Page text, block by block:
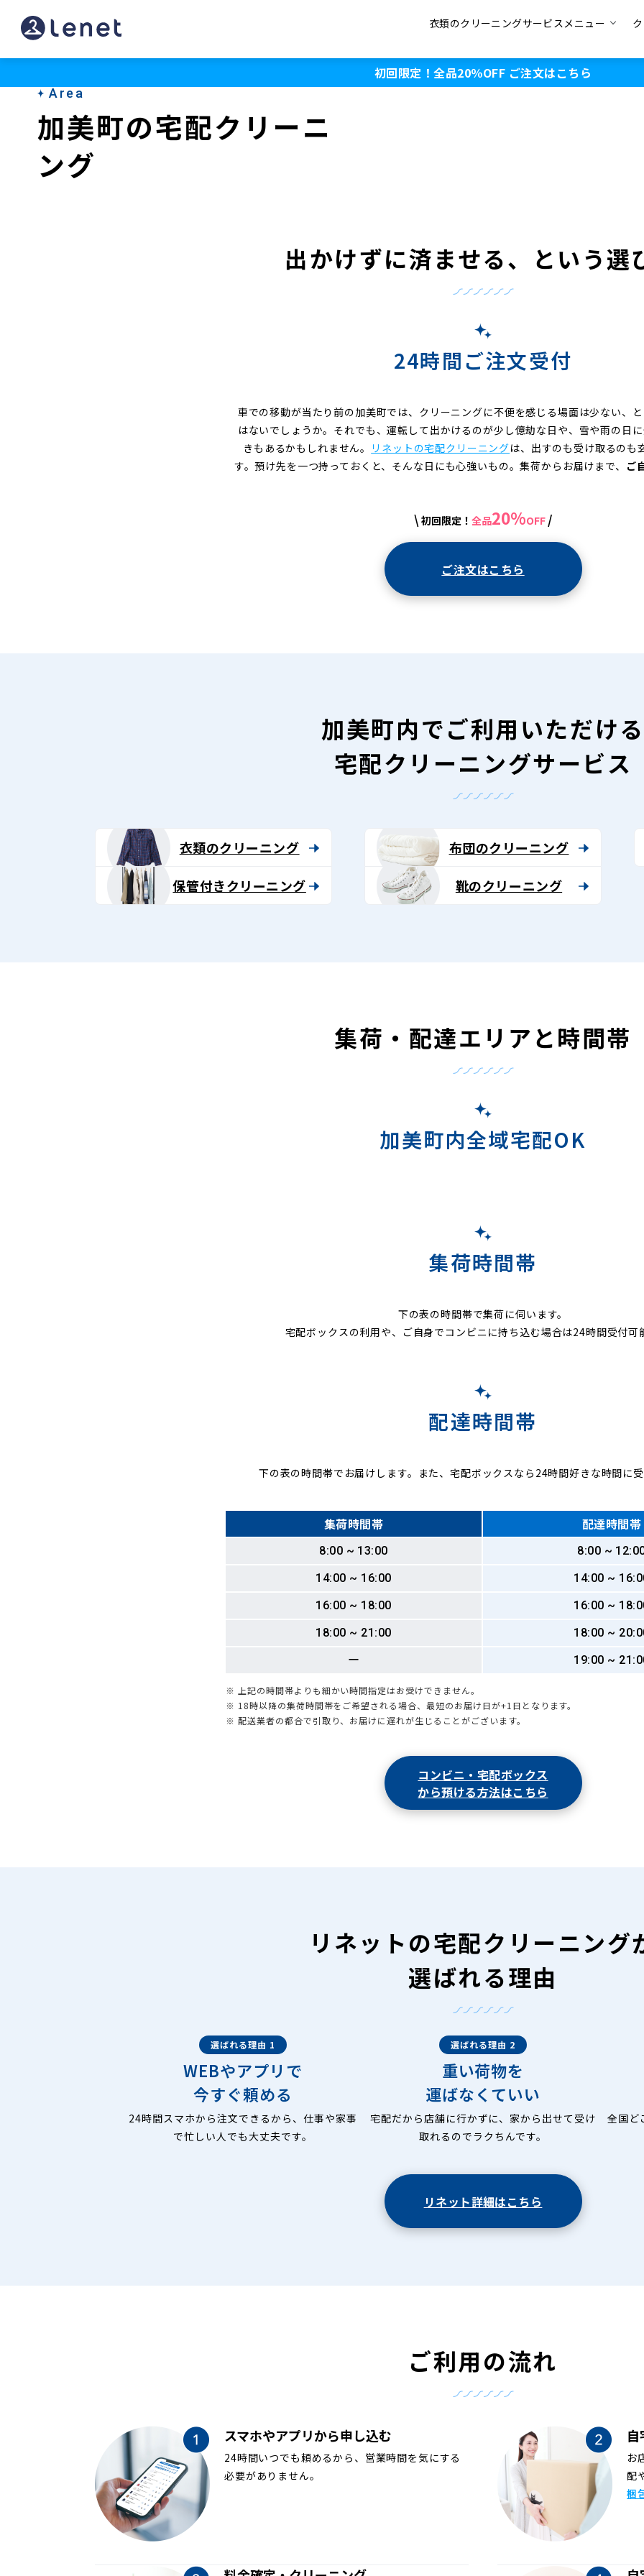
加
美
衣類のクリーニングサービスメニュー
初回限定！全品20％OFF ご注文はこちら
Area
加美町の宅配クリーニ
ング
出かけずに済ませる、という選
24時間ご注文受付
車での移動が当たり前の加美町では、クリーニングに不便を感じる場面は少ない、
はないでしょうか。それでも、運転して出かけるのが少し億劫な日や、雪や雨の日
きもあるかもしれません。
リネットの宅配クリーニングは、出すのも受け取るのも
す。預け先を一つ持っておくと、そんな日にも心強いもの。集荷からお届けまで、 ご
\ 初回限定！ 全品20%OFF /
ご注文はこちら
加美町内でご利用いただける
宅配クリーニングサービス
衣類のクリーニング
保管付きクリーニング
布団のクリーニング
靴のクリーニング
集荷・配達エリアと時間帯
加美町内全域宅配OK
集荷時間帯
下の表の時間帯で集荷に伺います。
宅配ボックスの利用や、ご自身でコンビニに持ち込む場合は24時間受付可
配達時間帯
下の表の時間帯でお届けします。また、宅配ボックスなら24時間好きな時間に
集荷時間帯 配達時間帯
8:00 ~ 13:00
8:00 ~
14:00 ~ 16:00
14:00 ~
16:00 ~ 18:00
16:00 ~
18:00 ~ 21:00
18:00 ~
ー
19:00 ~
※ 上記の時間帯よりも細かい時間指定はお受けできません。
※ 18時以降の集荷時間帯をご希望される場合、最短のお届け日が+1日となります。
※ 配送業者の都合で引取り、お届けに遅れが生じることがございます。
コンビニ・宅配ボックス
から預ける方法はこちら
リネットの宅配クリーニング
選ばれる理由
選ばれる理由 1
WEBやアプリで
今すぐ頼める
24時間スマホから注文できるから、仕事や家事
で忙しい人でも大丈夫です。
選ばれる理由 2
重い荷物を
運ばなくていい
宅配だから店舗に行かずに、家から出せて受け
取れるのでラクちんです。
全国ど
リネット詳細はこちら
ご利用の流れ
スマホやアプリから申し込む
24時間いつでも頼めるから、営業時間を気にする
必要がありません。
お
配
梱